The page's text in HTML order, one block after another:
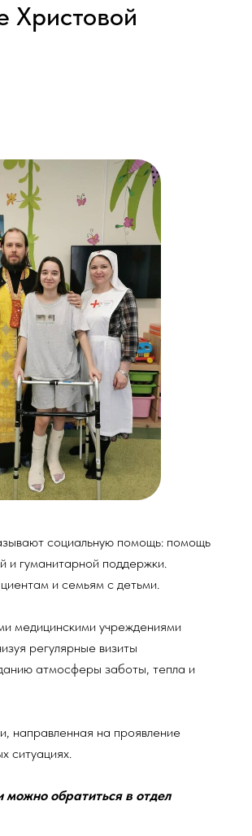
Христовой
помощь: помощь
с детьми.
тепла и
в отдел